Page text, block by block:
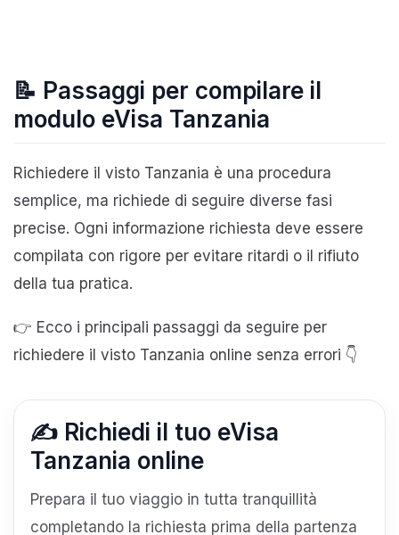
📝 Passaggi per compilare il
modulo eVisa Tanzania
Richiedere il visto Tanzania è una procedura
semplice, ma richiede di seguire diverse fasi
precise. Ogni informazione richiesta deve essere
compilata con rigore per evitare ritardi o il rifiuto
della tua pratica.
👉 Ecco i principali passaggi da seguire per
richiedere il visto Tanzania online senza errori 👇
✍️ Richiedi il tuo eVisa
Tanzania online
Prepara il tuo viaggio in tutta tranquillità
completando la richiesta prima della partenza